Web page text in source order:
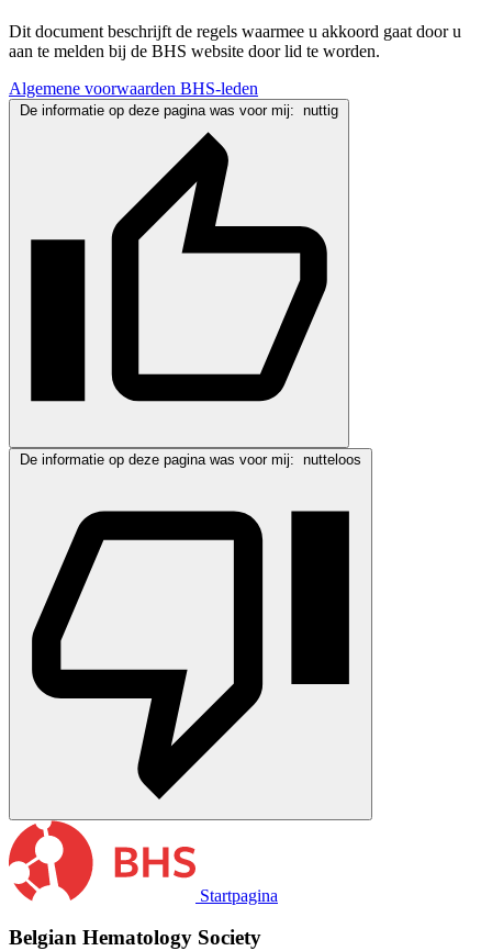
Dit document beschrijft de regels waarmee u akkoord gaat door u
aan te melden bij de BHS website door lid te worden.
Algemene voorwaarden BHS-leden
De informatie op deze pagina was voor mij: nuttig
De informatie op deze pagina was voor mij: nutteloos
Startpagina
Belgian Hematology Society